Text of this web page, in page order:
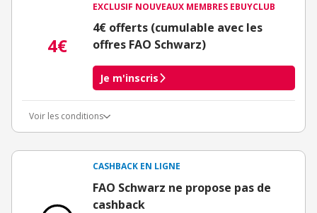
4€
EXCLUSIF NOUVEAUX MEMBRES EBUYCLUB
4€ offerts (cumulable avec les
offres FAO Schwarz)
Je m'inscris
Voir les conditions
3€ de bienvenue crédités immédiatement + 1€ supplémentaire
Offre réservée à une toute première inscription chez eBuyClub.
CASHBACK EN LIGNE
FAO Schwarz ne propose pas de
cashback